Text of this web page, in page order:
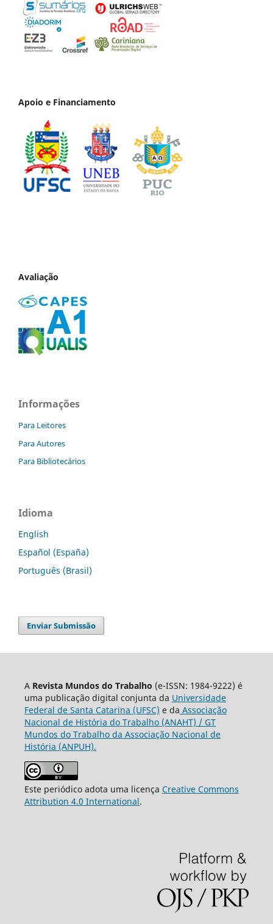
Apoio e Financiamento
Avaliação
Informações
Para Leitores
Para Autores
Para Bibliotecários
Idioma
English
Español (España)
Português (Brasil)
Enviar Submissão
A Revista Mundos do Trabalho (e-ISSN: 1984-9222) é
uma publicação digital conjunta da Universidade
Federal de Santa Catarina (UFSC) e da Associação
Nacional de História do Trabalho (ANAHT) / GT
Mundos do Trabalho da Associação Nacional de
História (ANPUH).
Este periódico adota uma licença Creative Commons
Attribution 4.0 International.